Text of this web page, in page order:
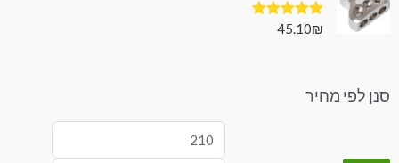
דורג5.00
45.10₪
סנן לפי מחיר